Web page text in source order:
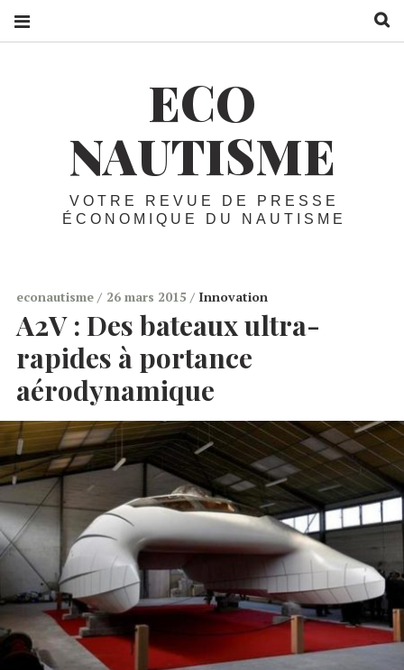
ECO
NAUTISME
VOTRE REVUE DE PRESSE
ÉCONOMIQUE DU NAUTISME
econautisme 26 mars 2015 Innovation
A2V : Des bateaux ultra-
rapides à portance
aérodynamique